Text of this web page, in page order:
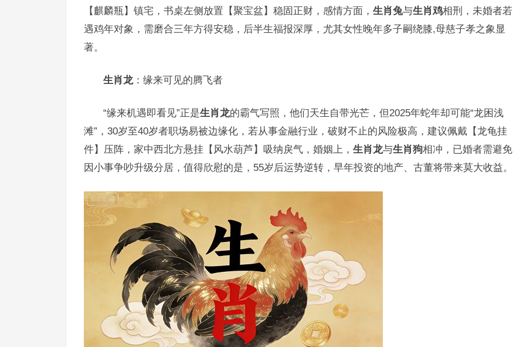
【麒麟瓶】镇宅，书桌左侧放置【聚宝盆】稳固正财，感情方面， 生肖兔与生肖鸡相刑，未婚者若
遇鸡年对象，需磨合三年方得安稳，后半生福报深厚，尤其女性晚年多子嗣绕膝,母慈子孝之象显
著。
生肖龙：缘来可见的腾飞者
“缘来机遇即看见”正是生肖龙的霸气写照，他们天生自带光芒，但2025年蛇年却可能“龙困浅
滩”，30岁至40岁者职场易被边缘化，若从事金融行业，破财不止的风险极高，建议佩戴【龙龟挂
件】压阵，家中西北方悬挂【风水葫芦】吸纳戾气，婚姻上， 生肖龙与生肖狗相冲，已婚者需避免
因小事争吵升级分居，值得欣慰的是，55岁后运势逆转，早年投资的地产、古董将带来莫大收益。